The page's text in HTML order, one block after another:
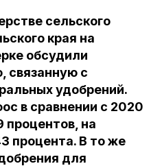
сельского
края на
обсудили
связанную с
удобрений.
в сравнении с 2020
процентов, на
процента. В то же
для